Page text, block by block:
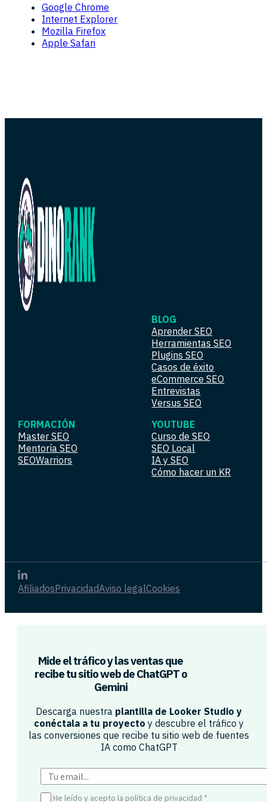
Google Chrome
Internet Explorer
Mozilla Firefox
Apple Safari
BLOG
Aprender SEO
Herramientas SEO
Plugins SEO
Casos de éxito
eCommerce SEO
Entrevistas
Versus SEO
FORMACIÓN
Master SEO
Mentoría SEO
SEOWarriors
YOUTUBE
Curso de SEO
SEO Local
IA y SEO
Cómo hacer un KR
AfiliadosPrivacidadAviso legalCookies
Mide el tráfico y las ventas que
recibe tu sitio web de ChatGPT o
Gemini​
Descarga nuestra plantilla de Looker Studio y
conéctala a tu proyecto y descubre el tráfico y
las conversiones que recibe tu sitio web de fuentes
IA como ChatGPT​
He leído y acepto la política de privacidad *